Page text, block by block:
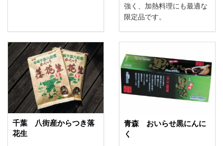
強く、加熱料理にも最適な
限定品です。
千葉 八街産からつき落
花生
青森 おいらせ黒にんに
く